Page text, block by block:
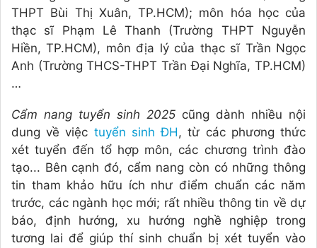
THPT Bùi Thị Xuân, TP.HCM); môn hóa học của
thạc sĩ Phạm Lê Thanh (Trường THPT Nguyễn
Hiền, TP.HCM), môn địa lý của thạc sĩ Trần Ngọc
Anh (Trường THCS-THPT Trần Đại Nghĩa, TP.HCM)
…
Cẩm nang tuyển sinh 2025 cũng dành nhiều nội
dung về việc tuyển sinh ĐH, từ các phương thức
xét tuyển đến tổ hợp môn, các chương trình đào
tạo... Bên cạnh đó, cẩm nang còn có những thông
tin tham khảo hữu ích như điểm chuẩn các năm
trước, các ngành học mới; rất nhiều thông tin về dự
báo, định hướng, xu hướng nghề nghiệp trong
tương lai để giúp thí sinh chuẩn bị xét tuyển vào